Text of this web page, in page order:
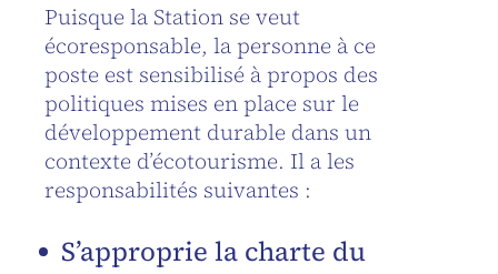
Puisque la Station se veut
écoresponsable, la personne à ce
poste est sensibilisé à propos des
politiques mises en place sur le
développement durable dans un
contexte d’écotourisme. Il a les
responsabilités suivantes :
S’approprie la charte du